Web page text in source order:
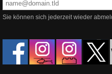
Sie können sich jederzeit wieder